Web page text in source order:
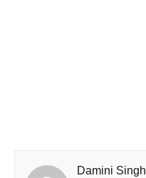
Damini Singh